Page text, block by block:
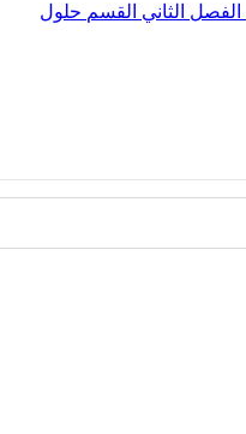
الفصل الثاني القسم حلول